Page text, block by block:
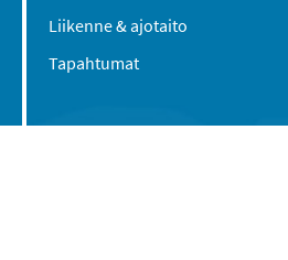
Liikenne & ajotaito
Tapahtumat